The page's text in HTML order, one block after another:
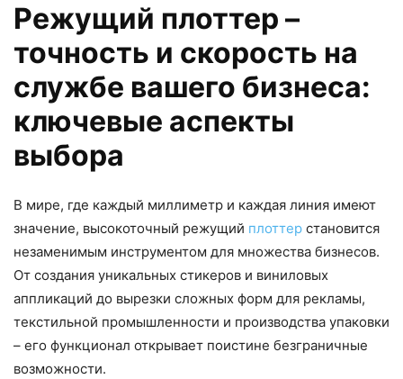
Режущий плоттер –
точность и скорость на
службе вашего бизнеса:
ключевые аспекты
выбора
В мире, где каждый миллиметр и каждая линия имеют
значение, высокоточный режущий плоттер становится
незаменимым инструментом для множества бизнесов.
От создания уникальных стикеров и виниловых
аппликаций до вырезки сложных форм для рекламы,
текстильной промышленности и производства упаковки
– его функционал открывает поистине безграничные
возможности.